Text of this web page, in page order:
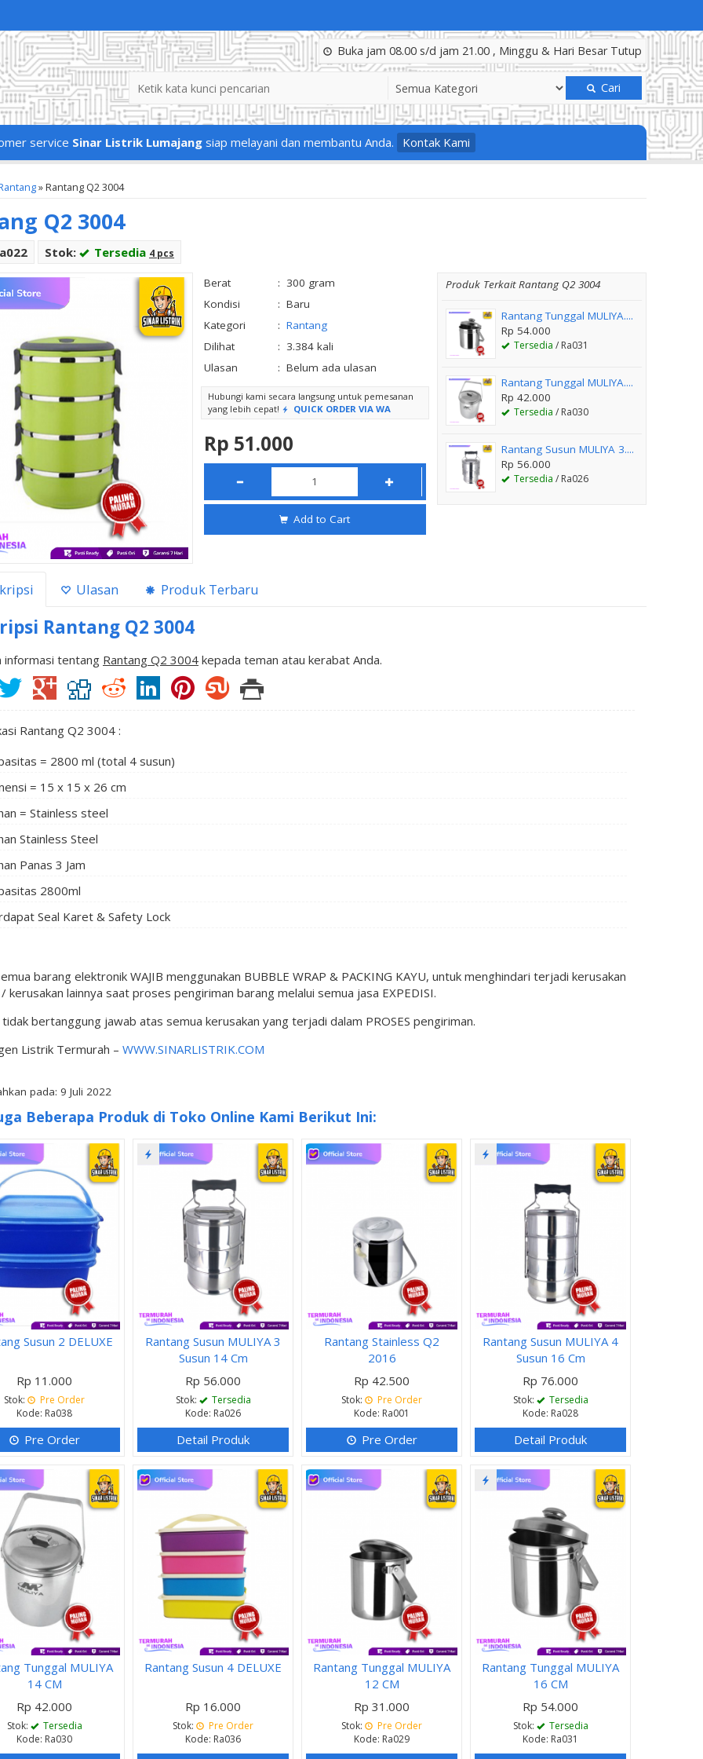
Buka jam 08.00 s/d jam 21.00 , Minggu & Hari Besar Tutup
Cari
service Sinar Listrik Lumajang siap melayani dan membantu Anda. Kontak Kami
»Rantang Q2 3004
Q2 3004
Stok: Tersedia 4 pcs
Berat : 300 gram
Kondisi
: Baru
Kategori
: Rantang
Dilihat
: 3.384 kali
Ulasan
: Belum ada ulasan
Hubungi kami secara langsung untuk pemesanan
yang lebih cepat!
QUICK ORDER VIA WA
Rp 51.000
Add to Cart
Produk Terkait Rantang Q2 3004
Rantang Tunggal MULIYA....
Rp 54.000
Tersedia / Ra031
Rantang Tunggal MULIYA....
Rp 42.000
Tersedia / Ra030
Rantang Susun MULIYA 3....
Rp 56.000
Tersedia / Ra026
Ulasan Produk Terbaru
Rantang Q2 3004
informasi tentang Rantang Q2 3004 kepada teman atau kerabat Anda.
Rantang Q2 3004 :
= 2800 ml (total 4 susun)
= 15 x 15 x 26 cm
= Stainless steel
Stainless Steel
Panas 3 Jam
2800ml
Seal Karet & Safety Lock
barang elektronik WAJIB menggunakan BUBBLE WRAP & PACKING KAYU, untuk menghindari terjadi kerusakan
/ kerusakan lainnya saat proses pengiriman barang melalui semua jasa EXPEDISI.
tidak bertanggung jawab atas semua kerusakan yang terjadi dalam PROSES pengiriman.
Listrik Termurah – WWW.SINARLISTRIK.COM
pada: 9 Juli 2022
Beberapa Produk di Toko Online Kami Berikut Ini:
Susun 2 DELUXE
Rp 11.000
Stok:
Pre Order
Kode: Ra038
Pre Order
Rantang Susun MULIYA 3
Susun 14 Cm
Rp 56.000
Stok:
Tersedia
Kode: Ra026
Detail Produk
Rantang Stainless Q2
2016
Rp 42.500
Stok:
Pre Order
Kode: Ra001
Pre Order
Rantang Susun MULIYA 4
Susun 16 Cm
Rp 76.000
Stok:
Tersedia
Kode: Ra028
Detail Produk
Tunggal MULIYA
14 CM
Rp 42.000
Stok:
Tersedia
Kode: Ra030
Rantang Susun 4 DELUXE
Rp 16.000
Stok:
Pre Order
Kode: Ra036
Rantang Tunggal MULIYA
12 CM
Rp 31.000
Stok:
Pre Order
Kode: Ra029
Rantang Tunggal MULIYA
16 CM
Rp 54.000
Stok:
Tersedia
Kode: Ra031